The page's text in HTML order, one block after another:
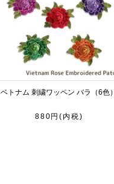
ベトナム 刺繍ワッペン バラ（6色）
880円(内税)